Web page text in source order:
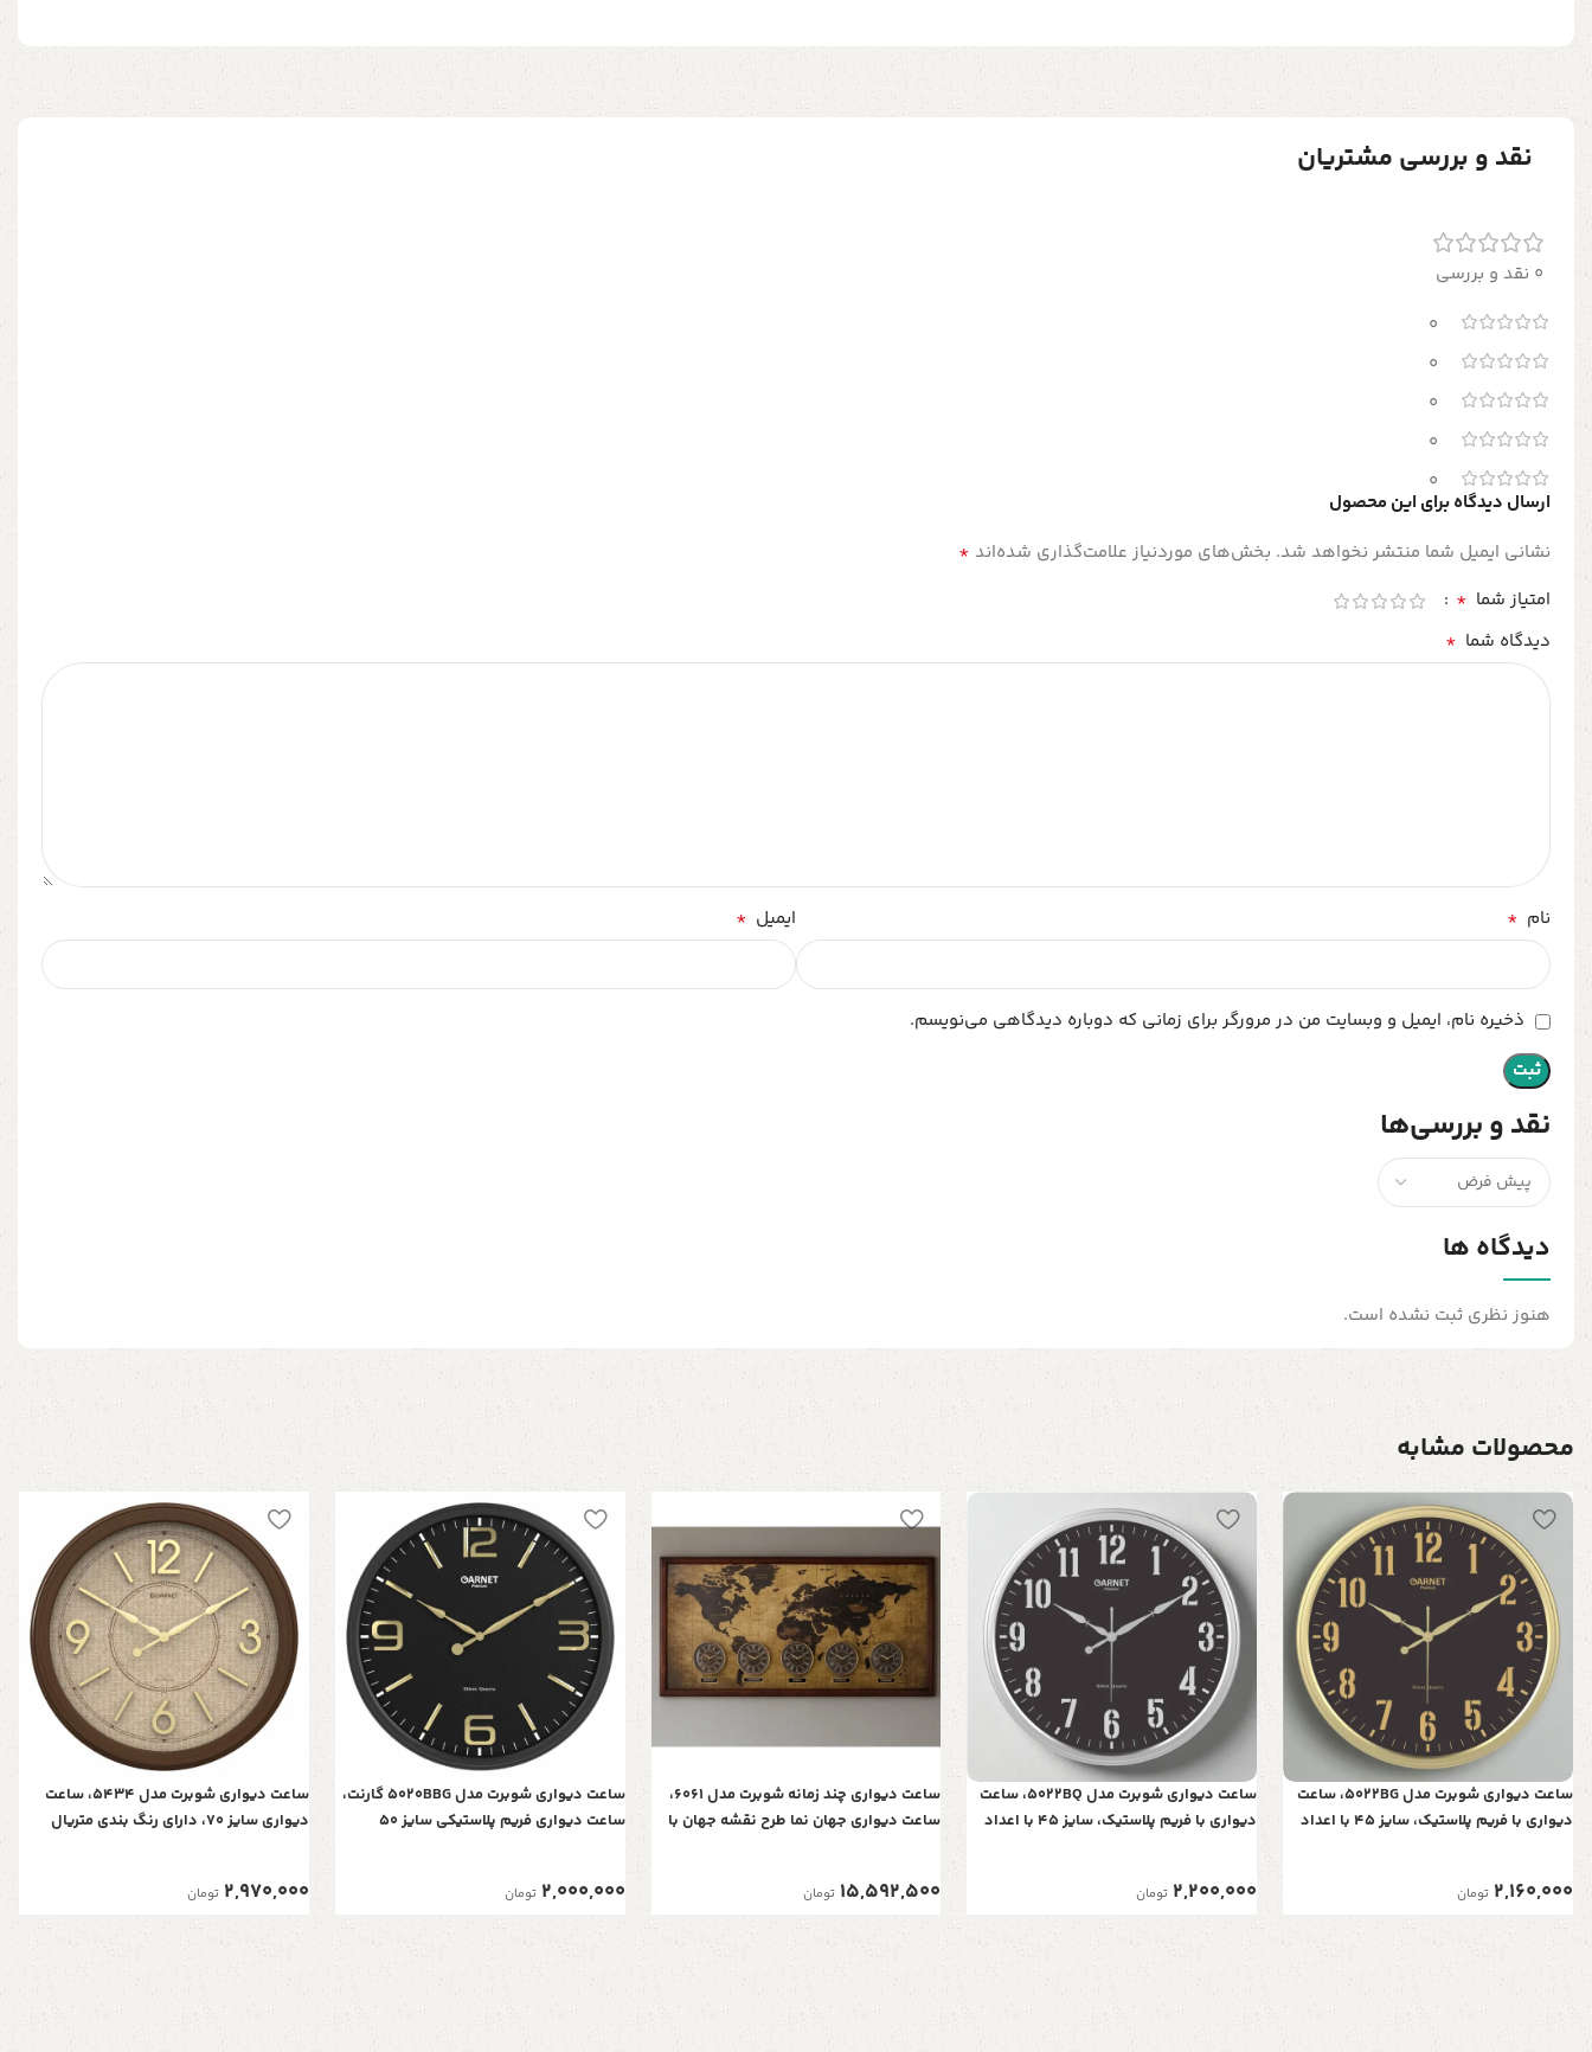
نقد و بررسی مشتریان
0 نقد و بررسی
0
0
0
0
0
نقد و بررسی‌ها
دیدگاه ها
هنوز نظری ثبت نشده است.
ارسال دیدگاه برای این محصول
نشانی ایمیل شما منتشر نخواهد شد. بخش‌های موردنیاز علامت‌گذاری شده‌اند *
امتیاز شما *
دیدگاه شما *
نام * ایمیل *
ذخیره نام، ایمیل و وبسایت من در مرورگر برای زمانی که دوباره دیدگاهی می‌نویسم.
محصولات مشابه
ساعت دیواری شوبرت مدل 5022BG، ساعت
دیواری با فریم پلاستیک، سایز 45 با اعداد
2,160,000 تومان
ساعت دیواری شوبرت مدل 5022BQ، ساعت
دیواری با فریم پلاستیک، سایز 45 با اعداد
2,200,000 تومان
ساعت دیواری چند زمانه شوبرت مدل 6061،
ساعت دیواری جهان نما طرح نقشه جهان با
15,592,500 تومان
ساعت دیواری شوبرت مدل 5020BBG گارنت،
ساعت دیواری فریم پلاستیکی سایز 50
2,000,000 تومان
ساعت دیواری شوبرت مدل 5434، ساعت
دیواری سایز 70، دارای رنگ بندی متریال
2,970,000 تومان